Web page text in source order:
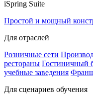
iSpring Suite
Простой и мощный
Для отраслей
Розничные сети
рестораны Гостиничный
учебные заведения
Для сценариев обучения